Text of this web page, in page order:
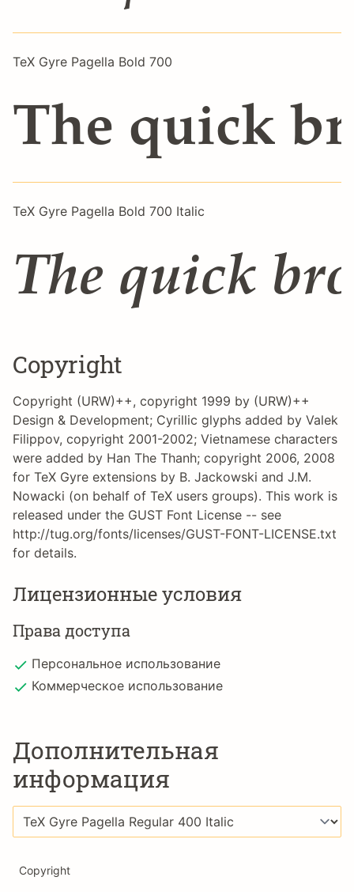
TeX Gyre Pagella Bold 700
The quick
TeX Gyre Pagella Bold 700 Italic
The quick
Copyright
Copyright (URW)++, copyright 1999 by (URW)++
Design & Development; Cyrillic glyphs added by Valek
Filippov, copyright 2001-2002; Vietnamese characters
were added by Han The Thanh; copyright 2006, 2008
for TeX Gyre extensions by B. Jackowski and J.M.
Nowacki (on behalf of TeX users groups). This work is
released under the GUST Font License -- see
http://tug.org/fonts/licenses/GUST-FONT-LICENSE.txt
for details.
Лицензионные условия
Права доступа
Персональное использование
Коммерческое использование
Дополнительная
информация
Copyright